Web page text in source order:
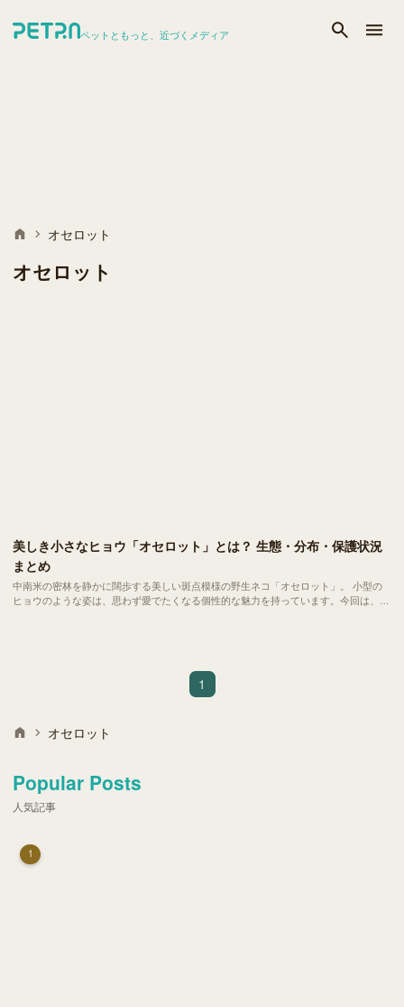
ペットともっと、近づくメディア
オセロット
オセロット
美しき小さなヒョウ「オセロット」とは？ 生態・分布・保護状況
まとめ
中南米の密林を静かに闊歩する美しい斑点模様の野生ネコ「オセロット」。 小型の
ヒョウのような姿は、思わず愛でたくなる個性的な魅力を持っています。今回は、そ
1
オセロット
Popular Posts
人気記事
1